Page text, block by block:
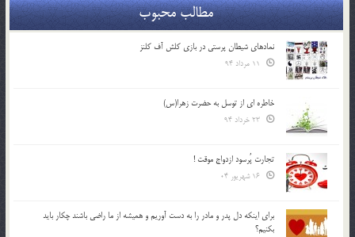
مطالب محبوب
نمادهای شیطان پرستی در بازی کلش آف کلنز
خاطره ای از توسل به حضرت زهرا(س)
تجارت پُرسود ازدواج موقت !
براي اينكه دل پدر و مادر را به دست آوريم و هميشه از ما راضي باشند چكار بايد
بكنيم؟